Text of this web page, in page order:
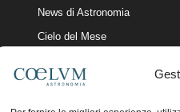
News di Astronomia
Cielo del Mese
Articoli e Risorse On-Line
Il Blog della Redazione